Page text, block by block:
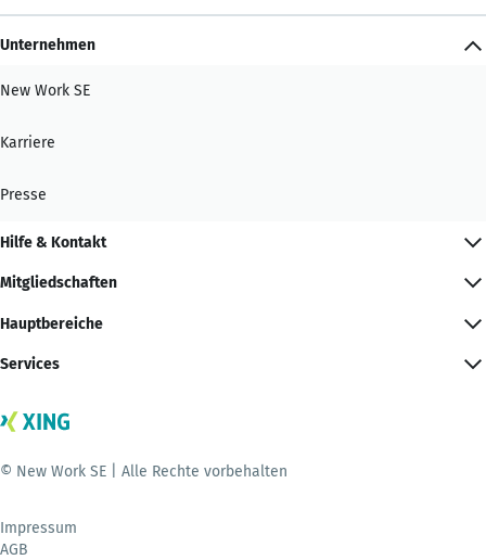
Unternehmen
New Work SE
Karriere
Presse
Hilfe & Kontakt
Mitgliedschaften
Hauptbereiche
Services
© New Work SE | Alle Rechte vorbehalten
Impressum
AGB